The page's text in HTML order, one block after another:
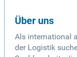
Über uns
Als international
der Logistik